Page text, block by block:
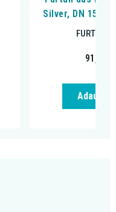
Silver, DN 15,
91,18
Adauga